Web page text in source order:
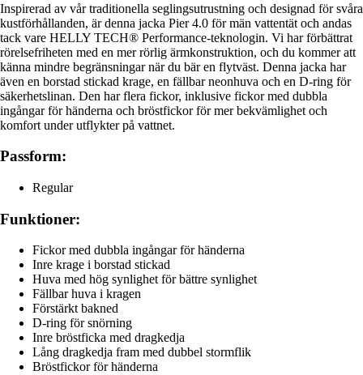
Inspirerad av vår traditionella seglingsutrustning och designad för svåra
kustförhållanden, är denna jacka Pier 4.0 för män vattentät och andas
tack vare HELLY TECH® Performance-teknologin. Vi har förbättrat
rörelsefriheten med en mer rörlig ärmkonstruktion, och du kommer att
känna mindre begränsningar när du bär en flytväst. Denna jacka har
även en borstad stickad krage, en fällbar neonhuva och en D-ring för
säkerhetslinan. Den har flera fickor, inklusive fickor med dubbla
ingångar för händerna och bröstfickor för mer bekvämlighet och
komfort under utflykter på vattnet.
Passform:
Regular
Funktioner:
Fickor med dubbla ingångar för händerna
Inre krage i borstad stickad
Huva med hög synlighet för bättre synlighet
Fällbar huva i kragen
Förstärkt bakned
D-ring för snörning
Inre bröstficka med dragkedja
Lång dragkedja fram med dubbel stormflik
Bröstfickor för händerna